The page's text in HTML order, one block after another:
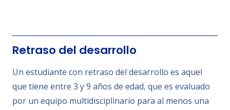
Retraso del desarrollo
Un estudiante con retraso del desarrollo es aquel
que tiene entre 3 y 9 años de edad, que es evaluado
por un equipo multidisciplinario para al menos una